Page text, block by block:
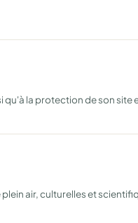
la protection de son site
air, culturelles et